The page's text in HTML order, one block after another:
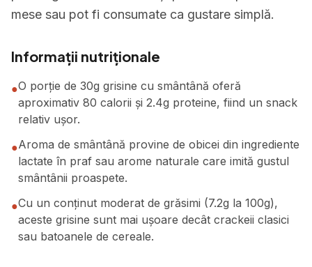
mese sau pot fi consumate ca gustare simplă.
Informații nutriționale
●O porție de 30g grisine cu smântână oferă
aproximativ 80 calorii și 2.4g proteine, fiind un snack
relativ ușor.
●Aroma de smântână provine de obicei din ingrediente
lactate în praf sau arome naturale care imită gustul
smântânii proaspete.
●Cu un conținut moderat de grăsimi (7.2g la 100g),
aceste grisine sunt mai ușoare decât crackeii clasici
sau batoanele de cereale.